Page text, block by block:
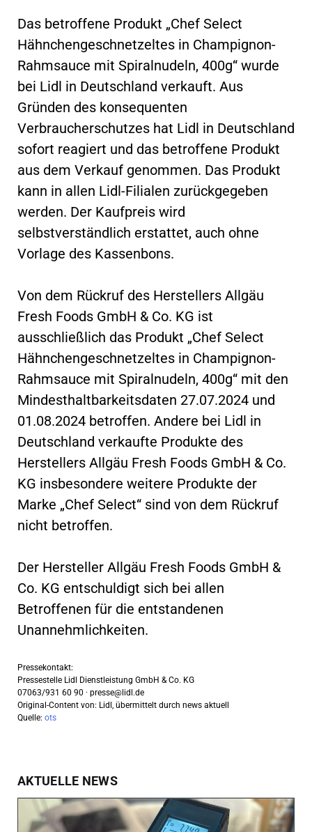
Das betroffene Produkt „Chef Select
Hähnchengeschnetzeltes in Champignon-
Rahmsauce mit Spiralnudeln, 400g“ wurde
bei Lidl in Deutschland verkauft. Aus
Gründen des konsequenten
Verbraucherschutzes hat Lidl in Deutschland
sofort reagiert und das betroffene Produkt
aus dem Verkauf genommen. Das Produkt
kann in allen Lidl-Filialen zurückgegeben
werden. Der Kaufpreis wird
selbstverständlich erstattet, auch ohne
Vorlage des Kassenbons.
Von dem Rückruf des Herstellers Allgäu
Fresh Foods GmbH & Co. KG ist
ausschließlich das Produkt „Chef Select
Hähnchengeschnetzeltes in Champignon-
Rahmsauce mit Spiralnudeln, 400g“ mit den
Mindesthaltbarkeitsdaten 27.07.2024 und
01.08.2024 betroffen. Andere bei Lidl in
Deutschland verkaufte Produkte des
Herstellers Allgäu Fresh Foods GmbH & Co.
KG insbesondere weitere Produkte der
Marke „Chef Select“ sind von dem Rückruf
nicht betroffen.
Der Hersteller Allgäu Fresh Foods GmbH &
Co. KG entschuldigt sich bei allen
Betroffenen für die entstandenen
Unannehmlichkeiten.
Pressekontakt:
Pressestelle Lidl Dienstleistung GmbH & Co. KG
07063/931 60 90 · presse@lidl.de
Original-Content von: Lidl, übermittelt durch news aktuell
Quelle: ots
AKTUELLE NEWS